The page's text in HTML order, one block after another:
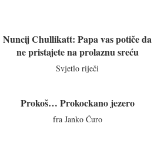
Nuncij Chullikatt: Papa vas potiče da
ne pristajete na prolaznu sreću
Svjetlo riječi
Prokoš… Prokockano jezero
fra Janko Ćuro